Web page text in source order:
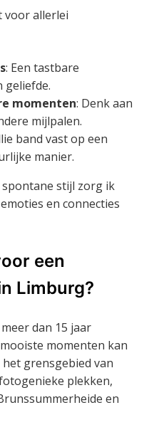
voor allerlei
: Een tastbare
geliefde.
momenten: Denk aan
mijlpalen.
band vast op een
manier.
stijl zorg ik
en connecties
een
Limburg?
dan 15 jaar
momenten kan
grensgebied van
plekken,
en